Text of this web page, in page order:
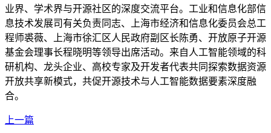
业界、学术界与开源社区的深度交流平台。工业和信息化部信
息技术发展司有关负责同志、上海市经济和信息化委员会总工
程师裘薇、上海市徐汇区人民政府副区长陈勇、开放原子开源
基金会理事长程晓明等领导出席活动。来自人工智能领域的科
研机构、龙头企业、高校专家及开发者代表共同探索数据资源
开放共享新模式，共促开源技术与人工智能数据要素深度融
合。
上一篇